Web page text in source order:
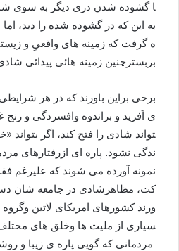
ا گشوده شدن دری ديگر به سوی
به این که در گشوده شده را دید، اما
ه گرفت که زمینه های واقعیِ و
بربسترچنین زمینه هائی پیدائی
برخی براين باورند که در هر شرایطی
ی اَفريد و براندوه وافسردگی و رنج
تواند شادی را فتح کند، اگر بتواند «
ندگی نشود. پاره ای ازرفتارهای
نمونه آورده می شوند که علیرغم
کت، مظاهرشادی در جامعه شان
ورند کشورهای امريکای لاتين وگروه
سياری از مليت ها وخلق های
مردمانی که گويی پاره ی زيبا و